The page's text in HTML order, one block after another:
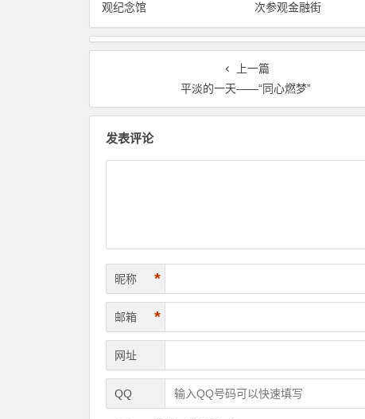
观纪念馆
次参观金融街
上一篇
平淡的一天――“同心燃梦”
发表评论
昵称 *
邮箱 *
网址
QQ